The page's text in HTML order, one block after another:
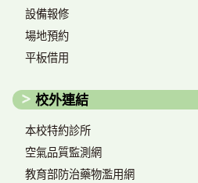
設備報修
場地預約
平板借用
校外連結
本校特約診所
空氣品質監測網
教育部防治藥物濫用網